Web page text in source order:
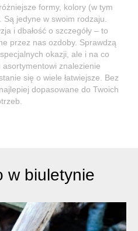
formy, kolory (w tym
Są jedyne w swoim rodzaju.
i dbałość o szczegóły – to
przez nas ozdoby. Sprawdzą
okazji, ale i na co
znalezienie
się o wiele łatwiejsze. Bez
dopasowane do Twoich
w biuletynie